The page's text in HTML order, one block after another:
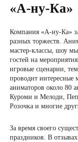
«А-ну-Ка»
Компания «А-ну-Ка»
разных торжеств.
мастер-классы, шоу
гостей на
игровые сценарии,
проводит интересные
аниматоров около 80
Куроми и Мелоди,
Розочка и многие
За время своего
праздников. В